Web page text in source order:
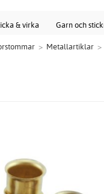
& virka Garn och
> Metallartiklar >